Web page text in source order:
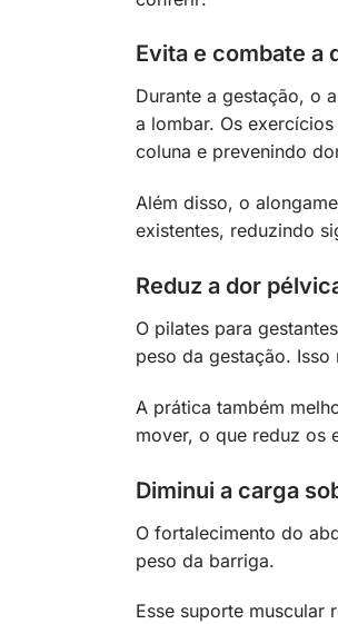
Evita e combate a
Durante a gestação, o
a lombar. Os
coluna e prevenindo
Além disso, o
existentes, reduzindo
Reduz a dor
O pilates para
peso da gestação.
A prática também
mover, o que reduz os
Diminui a carga
O fortalecimento do
peso da barriga.
Esse suporte